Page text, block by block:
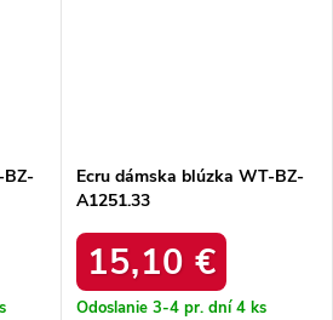
BZ-
Ecru dámska blúzka WT-BZ-
A1251.33
15,10 €
Odoslanie 3-4 pr. dní4 ks